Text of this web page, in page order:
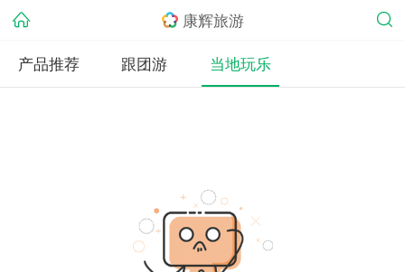
康辉旅游
产品推荐
跟团游 当地玩乐